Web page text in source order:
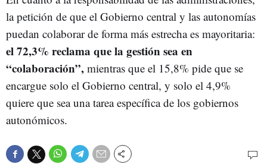
la petición de que el Gobierno central y las autonomías
puedan colaborar de forma más estrecha es mayoritaria:
el 72,3% reclama que la gestión sea en
“colaboración”, mientras que el 15,8% pide que se
encargue solo el Gobierno central, y solo el 4,9%
quiere que sea una tarea específica de los gobiernos
autonómicos.